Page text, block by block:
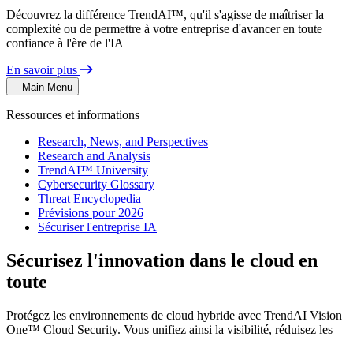
Découvrez la différence TrendAI™, qu'il s'agisse de maîtriser la
complexité ou de permettre à votre entreprise d'avancer en toute
confiance à l'ère de l'IA
En savoir plus
Main Menu
Ressources et informations
Research, News, and Perspectives
Research and Analysis
TrendAI™ University
Cybersecurity Glossary
Threat Encyclopedia
Prévisions pour 2026
Sécuriser l'entreprise IA
Sécurisez l'innovation dans le cloud en
toute
Protégez les environnements de cloud hybride avec TrendAI Vision
One™ Cloud Security. Vous unifiez ainsi la visibilité, réduisez les